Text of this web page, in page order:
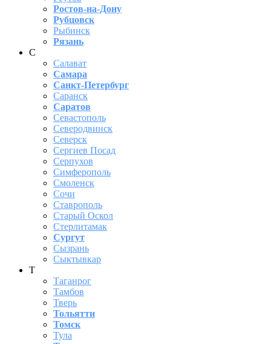
Ростов-на-Дону
Рубцовск
Рыбинск
Рязань
С
Салават
Самара
Санкт-Петербург
Саранск
Саратов
Севастополь
Северодвинск
Северск
Сергиев Посад
Серпухов
Симферополь
Смоленск
Сочи
Ставрополь
Старый Оскол
Стерлитамак
Сургут
Сызрань
Сыктывкар
Т
Таганрог
Тамбов
Тверь
Тольятти
Томск
Тула